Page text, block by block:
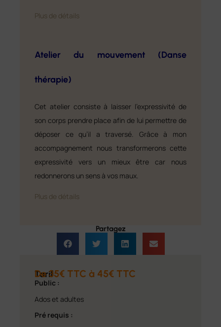
Plus de détails
Atelier du mouvement (Danse
thérapie)
Cet atelier consiste à laisser l’expressivité de
son corps prendre place afin de lui permettre de
déposer ce qu’il a traversé. Grâce à mon
accompagnement nous transformerons cette
expressivité vers un mieux être car nous
redonnerons un sens à vos maux.
Plus de détails
Partagez
Tarif
De 35€ TTC à 45€ TTC
Public :
Ados et adultes
Pré requis :